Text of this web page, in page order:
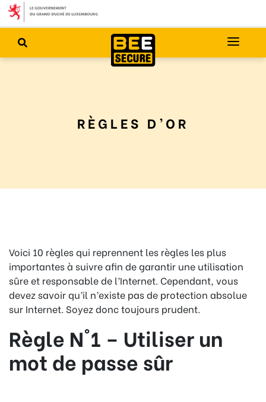
RÈGLES D’OR
Voici 10 règles qui reprennent les règles les plus
importantes à suivre afin de garantir une utilisation
sûre et responsable de l’Internet. Cependant, vous
devez savoir qu’il n’existe pas de protection absolue
sur Internet. Soyez donc toujours prudent.
Règle N°1 – Utiliser un
mot de passe sûr